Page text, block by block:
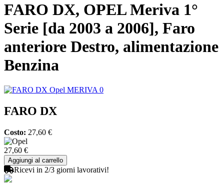
FARO DX, OPEL Meriva 1°
Serie [da 2003 a 2006], Faro
anteriore Destro, alimentazione
Benzina
FARO DX
Costo: 27,60 €
27,60 €
Ricevi in 2/3 giorni lavorativi!